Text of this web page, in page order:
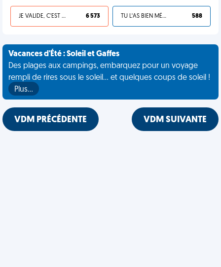
JE VALIDE, C'EST UNE VDM 6 573 TU L'AS BIEN MÉRITÉ 588
Vacances d'Été : Soleil et Gaffes
Des plages aux campings, embarquez pour un voyage
rempli de rires sous le soleil... et quelques coups de soleil !
Plus…
VDM PRÉCÉDENTE VDM SUIVANTE